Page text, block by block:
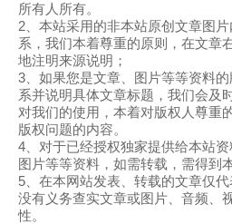
所有人所有。
2、本站采用的非本站原创文章图
系，我们本着尊重的原则，在文章
地注明来源说明；
3、如果您是文章、图片等等资料
系并说明具体文章标题，我们会及
对我们的使用，本着对版权人尊重
版权问题的内容。
4、对于已经授权独家提供给本站资
图片等等资料，如需转载，需得到
5、在本网站发表、转载的文章仅
没有义务查实文章或图片、音频、
性。